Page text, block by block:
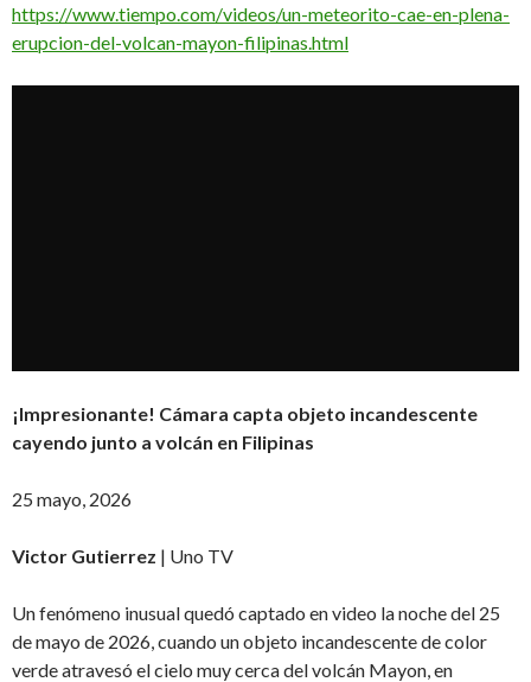
https://www.tiempo.com/videos/un-meteorito-cae-en-plena-
erupcion-del-volcan-mayon-filipinas.html
¡Impresionante! Cámara capta objeto incandescente
cayendo junto a volcán en Filipinas
25 mayo, 2026
Victor Gutierrez | Uno TV
Un fenómeno inusual quedó captado en video la noche del 25
de mayo de 2026, cuando un objeto incandescente de color
verde atravesó el cielo muy cerca del volcán Mayon, en